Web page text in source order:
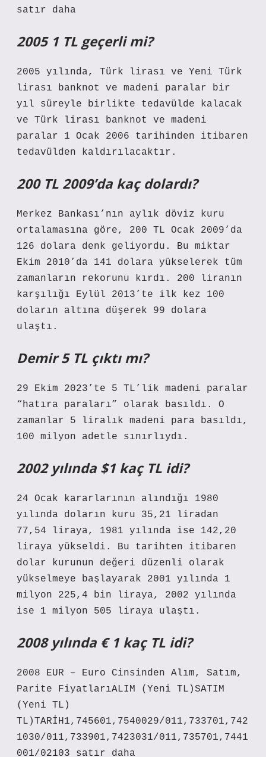
satır daha
2005 1 TL geçerli mi?
2005 yılında, Türk lirası ve Yeni Türk
lirası banknot ve madeni paralar bir
yıl süreyle birlikte tedavülde kalacak
ve Türk lirası banknot ve madeni
paralar 1 Ocak 2006 tarihinden itibaren
tedavülden kaldırılacaktır.
200 TL 2009’da kaç dolardı?
Merkez Bankası’nın aylık döviz kuru
ortalamasına göre, 200 TL Ocak 2009’da
126 dolara denk geliyordu. Bu miktar
Ekim 2010’da 141 dolara yükselerek tüm
zamanların rekorunu kırdı. 200 liranın
karşılığı Eylül 2013’te ilk kez 100
doların altına düşerek 99 dolara
ulaştı.
Demir 5 TL çıktı mı?
29 Ekim 2023’te 5 TL’lik madeni paralar
“hatıra paraları” olarak basıldı. O
zamanlar 5 liralık madeni para basıldı,
100 milyon adetle sınırlıydı.
2002 yılında $1 kaç TL idi?
24 Ocak kararlarının alındığı 1980
yılında doların kuru 35,21 liradan
77,54 liraya, 1981 yılında ise 142,20
liraya yükseldi. Bu tarihten itibaren
dolar kurunun değeri düzenli olarak
yükselmeye başlayarak 2001 yılında 1
milyon 225,4 bin liraya, 2002 yılında
ise 1 milyon 505 liraya ulaştı.
2008 yılında € 1 kaç TL idi?
2008 EUR – Euro Cinsinden Alım, Satım,
Parite FiyatlarıALIM (Yeni TL)SATIM
(Yeni TL)
TL)TARİH1,745601,7540029/011,733701,742
1030/011,733901,7423031/011,735701,7441
001/02103 satır daha